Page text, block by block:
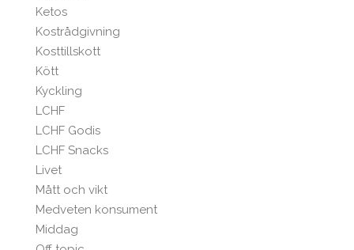
Ketos
Kostrådgivning
Kosttillskott
Kött
Kyckling
LCHF
LCHF Godis
LCHF Snacks
Livet
Mått och vikt
Medveten konsument
Middag